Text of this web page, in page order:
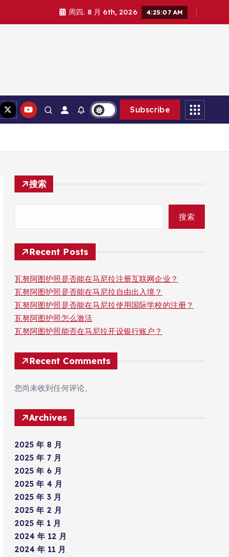
周四. 8 月 6th, 2026 4:25:08 AM
Subscribe
搜索
搜索
Recent Posts
瓦努阿图护照是否能在马尼拉注册互联网企业？
瓦努阿图护照是否能在马尼拉自由出入境？
瓦努阿图护照是否能在马尼拉使用国际学校的注册？
瓦努阿图护照怎么激活
瓦努阿图护照能否在马尼拉开设银行账户？
Recent Comments
您尚未收到任何评论。
Archives
2025 年 8 月
2025 年 7 月
2025 年 6 月
2025 年 4 月
2025 年 3 月
2025 年 2 月
2025 年 1 月
2024 年 12 月
2024 年 11 月